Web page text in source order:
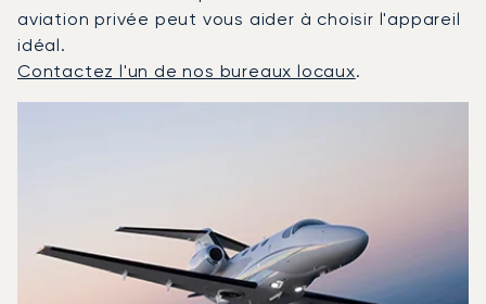
aviation privée peut vous aider à choisir l'appareil
idéal.
Contactez l'un de nos bureaux locaux.